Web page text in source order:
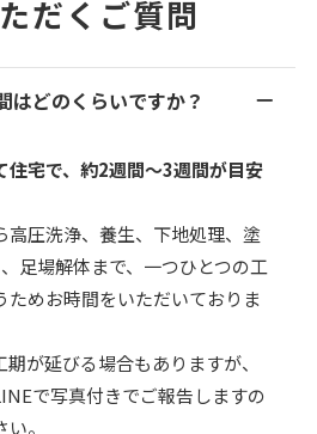
だくご質問
はどのくらいですか？
住宅で、約2週間〜3週間が目安
高圧洗浄、養生、下地処理、塗
足場解体まで、一つひとつの工
ためお時間をいただいておりま
が延びる場合もありますが、
で写真付きでご報告しますの
。